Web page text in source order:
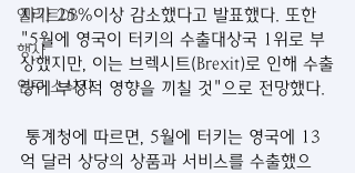
엘리트DB
행사
연구 소식지
자가 25%이상 감소했다고 발표했다. 또한
"5월에 영국이 터키의 수출대상국 1위로 부
상했지만, 이는 브렉시트(Brexit)로 인해 수출
량에 부정적 영향을 끼칠 것"으로 전망했다.
통계청에 따르면, 5월에 터키는 영국에 13
억 달러 상당의 상품과 서비스를 수출했으